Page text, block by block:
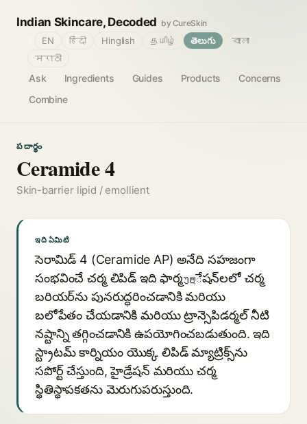
Indian Skincare, Decoded by CureSkin
Ask Ingredients Guides Products
Concerns
Combine
EN हिंदी Hinglish தமிழ் తెలుగు
বাংলা
मराठी
పదార్థం
Ceramide 4
Skin-barrier lipid / emollient
ఇది ఏమిటి
సెరామిడ్ 4 (Ceramide AP) అనేది సహజంగా
సంభవించే చర్మ లిపిడ్ ఇది ఫార్మულేషన్‌లలో చర్మ
బరియర్‌ను పునరుద్ధరించడానికి మరియు
బలోపేతం చేయడానికి మరియు ట్రాన్సెపిడర్మల్ నీటి
నష్టాన్ని తగ్గించడానికి ఉపయోగించబడుతుంది. ఇది
స్ట్రాటమ్ కార్నియం యొక్క లిపిడ్ మ్యాట్రిక్స్‌ను
సపోర్ట్ చేస్తుంది, హైడ్రేషన్ మరియు చర్మ
స్థితిస్థాపకతను మెరుగుపరుస్తుంది.